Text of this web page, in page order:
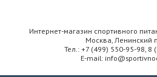
Интернет-магазин спортивного
Москва, Ленинский
Тел.: +7 (499) 550-95-98, 8
E-mail: